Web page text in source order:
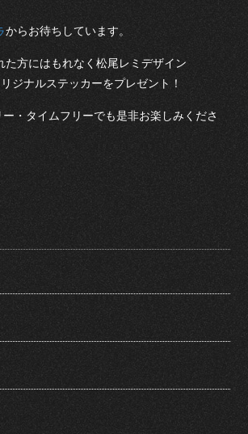
からお待ちしています。
た方にはもれなく松尾レミデザイン
ジナルステッカーをプレゼント！
・タイムフリーでも是非お楽しみくださ